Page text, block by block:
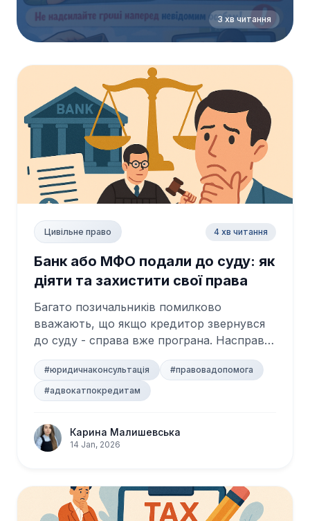
використовують психологічний тиск,
підроблені сайти та імітацію офіційних стр...
3 хв читання
Цивільне право 4 хв читання
Банк або МФО подали до суду: як
діяти та захистити свої права
Багато позичальників помилково
вважають, що якщо кредитор звернувся
до суду - справа вже програна. Насправді
це не так....
#юридичнаконсультація
#правовадопомога
#адвокатпокредитам
Карина Малишевська
14 Jan, 2026